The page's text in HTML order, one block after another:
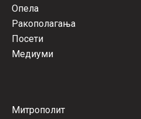
Опела
Ракополагања
Посети
Медиуми
Митрополит